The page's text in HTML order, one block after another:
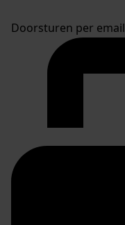
Doorsturen per email